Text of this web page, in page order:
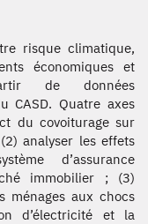
risque climatique,
économiques et
de données
CASD. Quatre axes
du covoiturage sur
analyser les effets
d’assurance
immobilier ; (3)
ménages aux chocs
d’électricité et la